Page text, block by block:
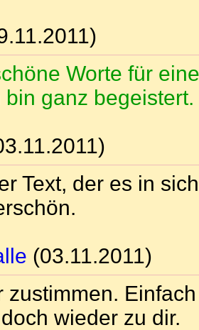
Worte für
bin ganz begeistert.
Text, der es in
(03.11.2011)
zustimmen.
wieder zu dir.